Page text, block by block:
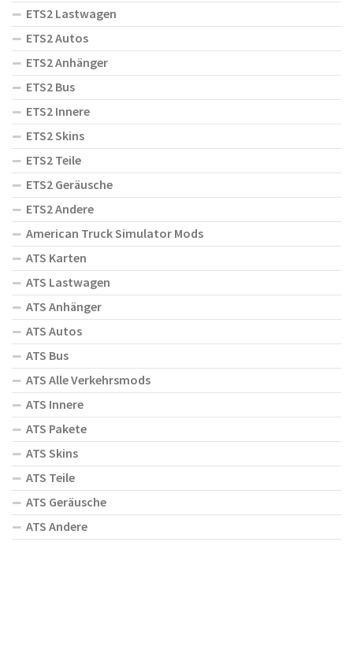
ETS2 Lastwagen
ETS2 Autos
ETS2 Anhänger
ETS2 Bus
ETS2 Innere
ETS2 Skins
ETS2 Teile
ETS2 Geräusche
ETS2 Andere
American Truck Simulator Mods
ATS Karten
ATS Lastwagen
ATS Anhänger
ATS Autos
ATS Bus
ATS Alle Verkehrsmods
ATS Innere
ATS Pakete
ATS Skins
ATS Teile
ATS Geräusche
ATS Andere